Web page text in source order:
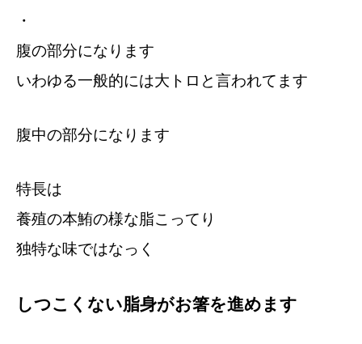
・
腹の部分になります
いわゆる一般的には大トロと言われてます
腹中の部分になります
特長は
養殖の本鮪の様な脂こってり
独特な味ではなっく
しつこくない脂身がお箸を進めます